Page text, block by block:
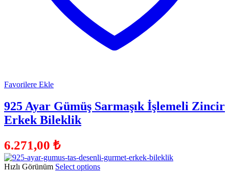
Favorilere Ekle
925 Ayar Gümüş Sarmaşık İşlemeli Zincir
Erkek Bileklik
6.271,00 ₺
Hızlı Görünüm Select options